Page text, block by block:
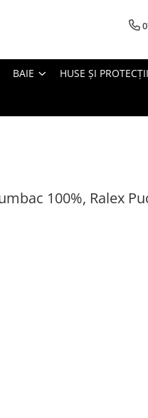
BAIE HUSE ȘI
100%, Ralex